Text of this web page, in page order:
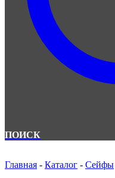
ПОИСК
Главная - Каталог - Сейфы